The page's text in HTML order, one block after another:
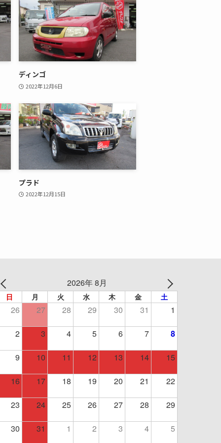
ディンゴ
2022年12月6日
プラド
2022年12月15日
2026年 8月
日 月 火 水 木 金 土
26 27 28 29 30 31 1
2 3 4 5 6 7 8
9 10 11 12 13 14 15
16 17 18 19 20 21 22
23 24 25 26 27 28 29
30 31 1 2 3 4 5